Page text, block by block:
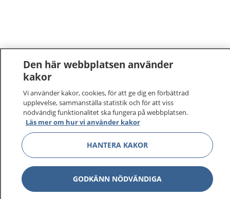
Den här webbplatsen använder
kakor
Vi använder kakor, cookies, för att ge dig en förbättrad
upplevelse, sammanställa statistik och för att viss
nödvändig funktionalitet ska fungera på webbplatsen.
Läs mer om hur vi använder kakor
HANTERA KAKOR
GODKÄNN NÖDVÄNDIGA